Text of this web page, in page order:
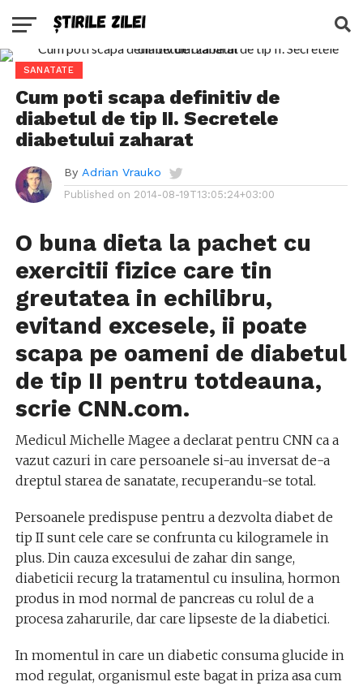
SANATATE
Cum poti scapa definitiv de
diabetul de tip II. Secretele
diabetului zaharat
By Adrian Vrauko
Published on 2014-08-19T13:05:24+03:00
O buna dieta la pachet cu
exercitii fizice care tin
greutatea in echilibru,
evitand excesele, ii poate
scapa pe oameni de diabetul
de tip II pentru totdeauna,
scrie CNN.com.
Medicul Michelle Magee a declarat pentru CNN ca a
vazut cazuri in care persoanele si-au inversat de-a
dreptul starea de sanatate, recuperandu-se total.
Persoanele predispuse pentru a dezvolta diabet de
tip II sunt cele care se confrunta cu kilogramele in
plus. Din cauza excesului de zahar din sange,
diabeticii recurg la tratamentul cu insulina, hormon
produs in mod normal de pancreas cu rolul de a
procesa zaharurile, dar care lipseste de la diabetici.
In momentul in care un diabetic consuma glucide in
mod regulat, organismul este bagat in priza asa cum